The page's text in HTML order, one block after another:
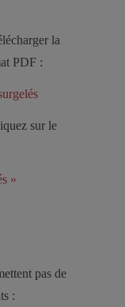
la
PDF :
sur le
»
pas de
: